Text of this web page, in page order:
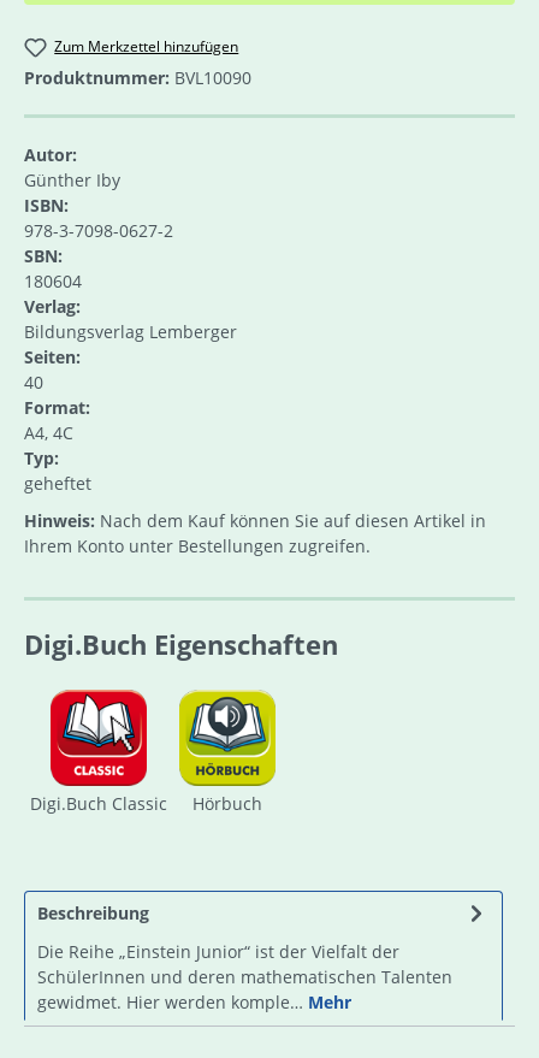
Zum Merkzettel hinzufügen
Produktnummer: BVL10090
Autor:
Günther Iby
ISBN:
978-3-7098-0627-2
SBN:
180604
Verlag:
Bildungsverlag Lemberger
Seiten:
40
Format:
A4, 4C
Typ:
geheftet
Hinweis: Nach dem Kauf können Sie auf diesen Artikel in
Ihrem Konto unter Bestellungen zugreifen.
Digi.Buch Eigenschaften
Digi.Buch Classic Hörbuch
Beschreibung
Die Reihe „Einstein Junior“ ist der Vielfalt der
SchülerInnen und deren mathematischen Talenten
gewidmet. Hier werden komple… Mehr